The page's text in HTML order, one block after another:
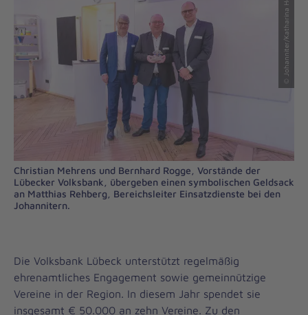
© Johanniter/Katharina Heidecke
Christian Mehrens und Bernhard Rogge, Vorstände der
Lübecker Volksbank, übergeben einen symbolischen Geldsack
an Matthias Rehberg, Bereichsleiter Einsatzdienste bei den
Johannitern.
Die Volksbank Lübeck unterstützt regelmäßig
ehrenamtliches Engagement sowie gemeinnützige
Vereine in der Region. In diesem Jahr spendet sie
insgesamt € 50.000 an zehn Vereine. Zu den